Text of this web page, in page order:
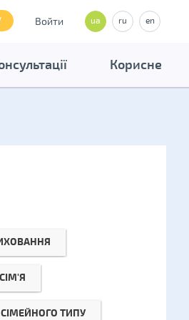
Войти ua ru en
Корисне
ТИПУ